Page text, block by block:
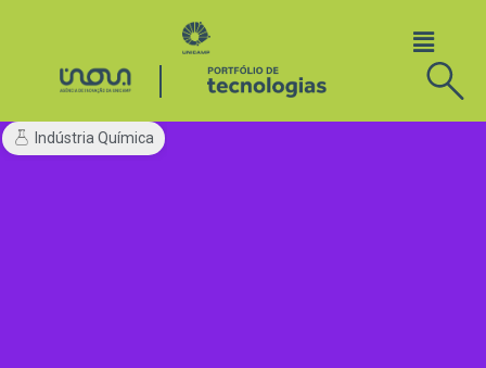
Indústria Química